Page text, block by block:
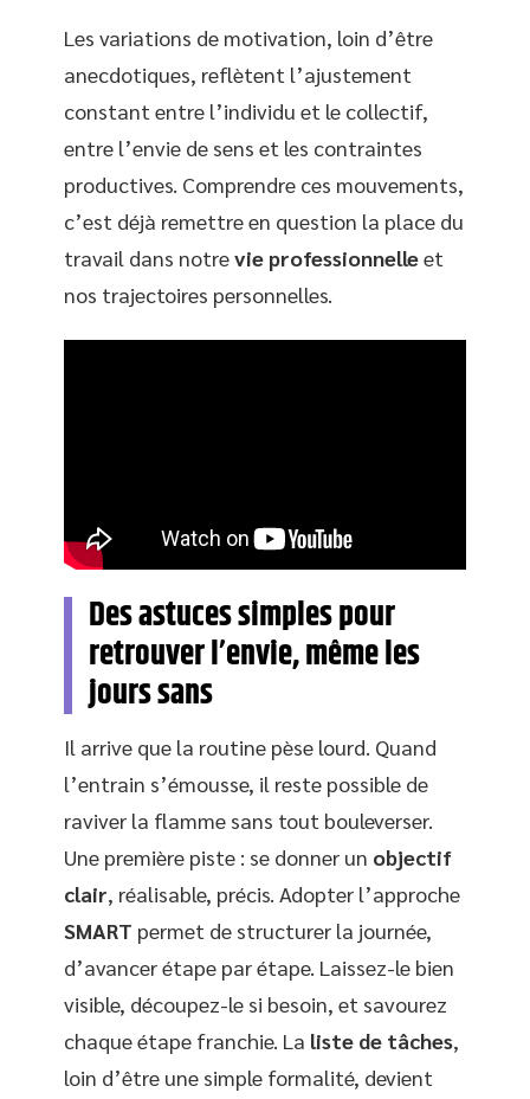
Les variations de motivation, loin d’être
anecdotiques, reflètent l’ajustement
constant entre l’individu et le collectif,
entre l’envie de sens et les contraintes
productives. Comprendre ces mouvements,
c’est déjà remettre en question la place du
travail dans notrevie professionnelleet
nos trajectoires personnelles.
Des astuces simples pour
retrouver l’envie, même les
jours sans
Il arrive que la routine pèse lourd. Quand
l’entrain s’émousse, il reste possible de
raviver la flamme sans tout bouleverser.
Une première piste : se donner un objectif
clair, réalisable, précis. Adopter l’approche
SMART permet de structurer la journée,
d’avancer étape par étape. Laissez-le bien
visible, découpez-le si besoin, et savourez
chaque étape franchie. La liste de tâches,
loin d’être une simple formalité, devient